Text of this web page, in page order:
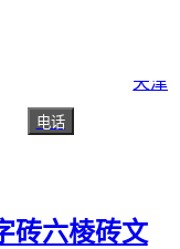
天津
电话
砖六棱砖文